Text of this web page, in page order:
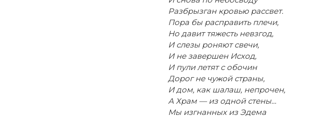
Разбрызган кровью рассвет.
Пора бы расправить плечи,
Но давит тяжесть невзгод,
И слезы роняют свечи,
И не завершен Исход,
И пули летят с обочин
Дорог не чужой страны,
И дом, как шалаш, непрочен,
А Храм — из одной стены…
Мы изгнанных из Эдема